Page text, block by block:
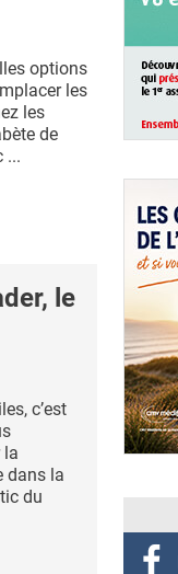
options
les
les
de
...
le
c’est
la
dans la
du